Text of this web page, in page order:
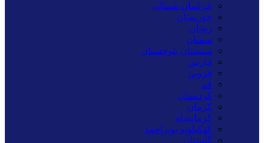
خراسان شمالی
خوزستان
زنجان
سمنان
سیستان بلوچستان
فارس
قزوین
قم
کردستان
کرمان
کرمانشاه
کهکیلویه بویراحمد
گلستان